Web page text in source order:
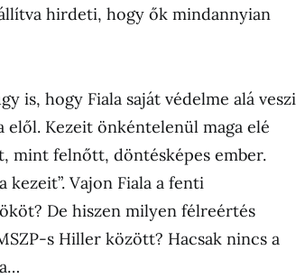
hirdeti, hogy ők mindannyian
is, hogy Fiala saját védelme alá veszi
Kezeit önkéntelenül maga elé
mint felnőtt, döntésképes ember.
kezeit”. Vajon Fiala a fenti
De hiszen milyen félreértés
s Hiller között? Hacsak nincs a